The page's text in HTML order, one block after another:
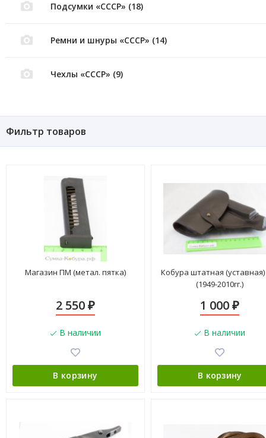
Подсумки «СССР» (18)
Ремни и шнуры «СССР» (14)
Чехлы «СССР» (9)
Фильтр товаров
Магазин ПМ (метал. пятка)
2 550 ₽
В наличии
В корзину
Кобура штатная
(1949-2010гг.)
1 000₽
В наличии
В корзину